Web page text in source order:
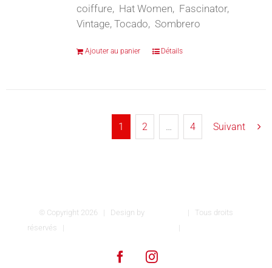
coiffure, Hat Women, Fascinator,
Vintage, Tocado, Sombrero
Ajouter au panier Détails
1 2 4 Suivant
© Copyright 2026 | Design by
| Tous droits
réservés |
|
FacebookInstagram